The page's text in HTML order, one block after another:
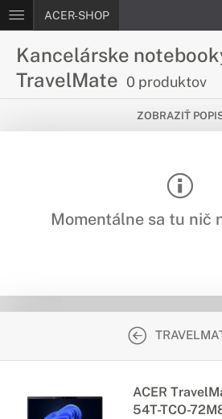
ACER-SHOP
Kancelárske
TravelMate 0 produktov
Ako stvorené do
komponentom a kvalitnému
ZOBRAZIŤ
Momentálne sa tu nič
ACER
54T-TCO-